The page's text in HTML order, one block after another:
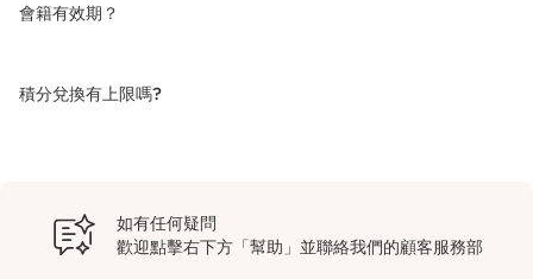
會籍有效期？
積分兌換有上限嗎?
如有任何疑問
歡迎點擊右下方「幫助」並聯絡我們的顧客服務部